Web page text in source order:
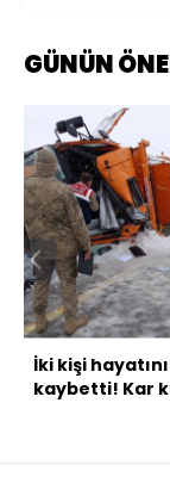
GÜNÜN
İki kişi hayatını
kaybetti! Kar